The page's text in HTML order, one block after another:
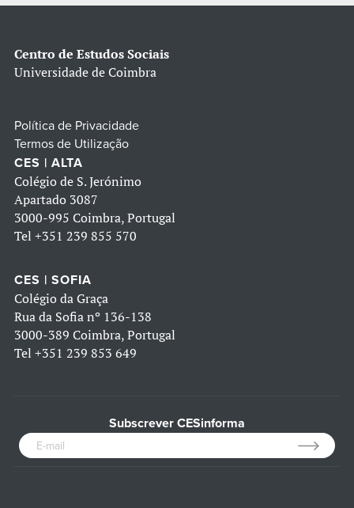
Centro de Estudos Sociais
Universidade de Coimbra
Política de Privacidade
Termos de Utilização
CES | ALTA
Colégio de S. Jerónimo
Apartado 3087
3000-995 Coimbra, Portugal
Tel +351 239 855 570
CES | SOFIA
Colégio da Graça
Rua da Sofia nº 136-138
3000-389 Coimbra, Portugal
Tel +351 239 853 649
Subscrever CESinforma